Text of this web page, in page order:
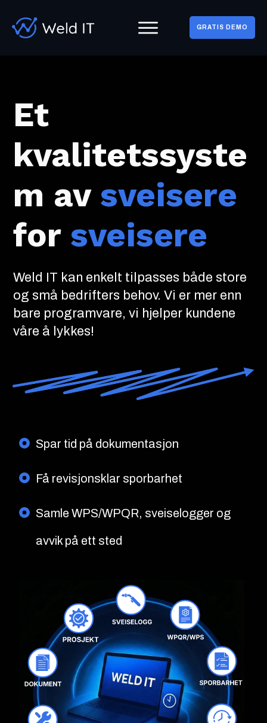
GRATIS DEMO
Et
kvalitetssyste
m av sveisere
for sveisere
Weld IT kan enkelt tilpasses både store
og små bedrifters behov. Vi er mer enn
bare programvare, vi hjelper kundene
våre å lykkes!
Spar tid på dokumentasjon
Få revisjonsklar sporbarhet
Samle WPS/WPQR, sveiselogger og
avvik på ett sted